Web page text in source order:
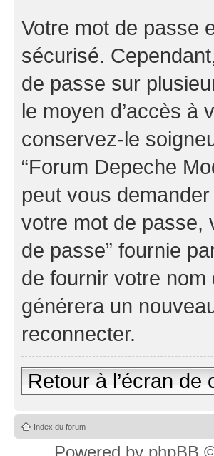
Votre mot de passe
sécurisé.
de passe sur
le moyen d’accès à
conservez-le
“Forum Depeche
peut vous
votre mot de passe,
de passe” fournie
de fournir votre nom
générera un
reconnecter.
Retour à l’écran de
Index du forum
Powered by phpBB